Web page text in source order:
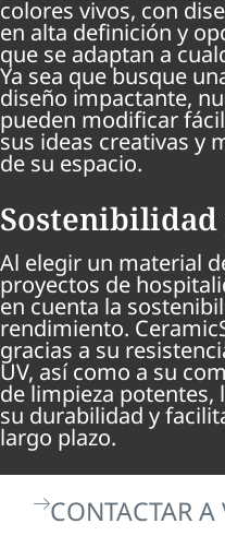
colores vivos, con
en alta definición y
que se adaptan a
Ya sea que busque
diseño impactante,
pueden modificar
sus ideas creativas y
de su espacio.
Al elegir un material
proyectos de
en cuenta la
rendimiento.
gracias a su
UV, así como a su
de limpieza
su durabilidad y
largo plazo.
CONTACTAR A